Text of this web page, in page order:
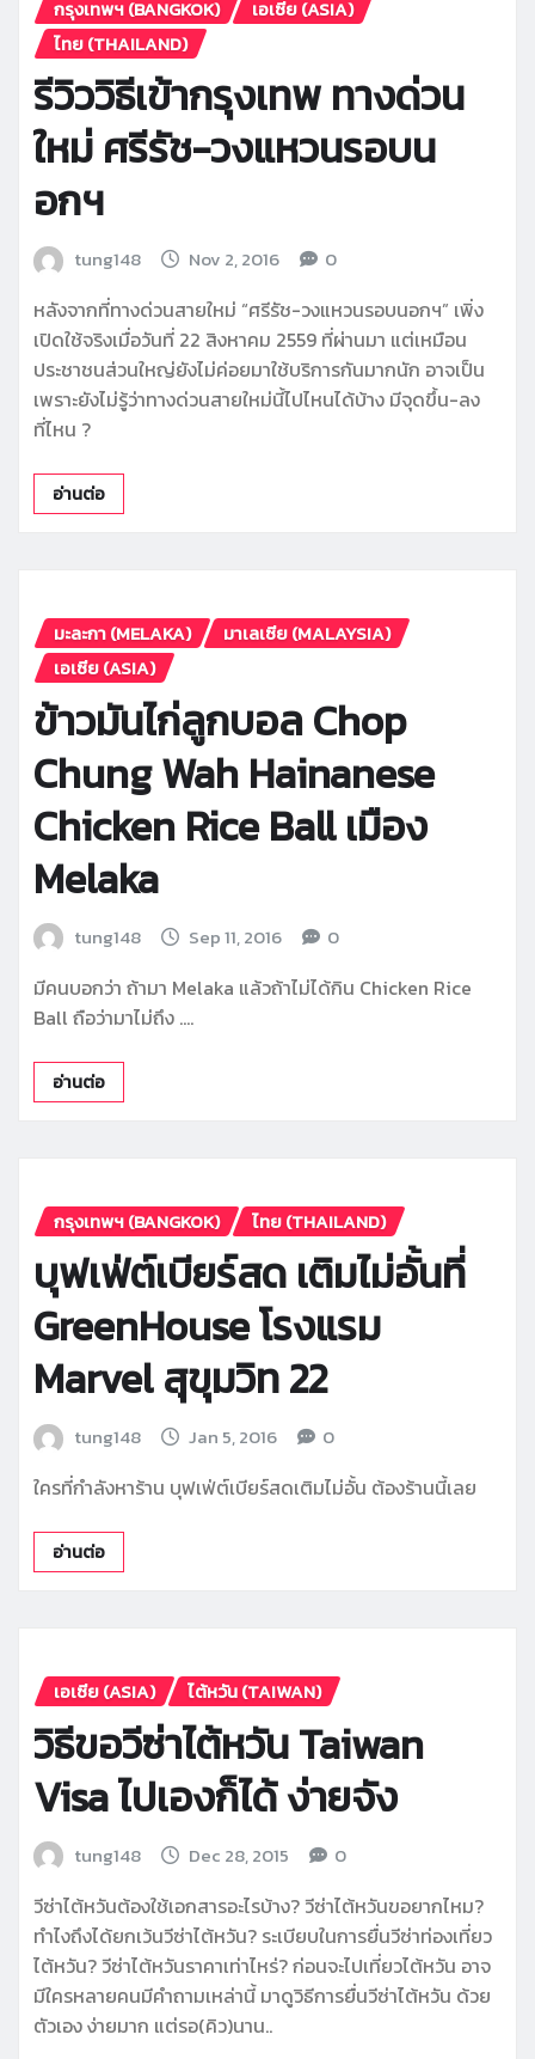
กรุงเทพฯ (BANGKOK)
เอเซีย (ASIA)
ไทย (THAILAND)
รีวิววิธีเข้ากรุงเทพ ทางด่วน
ใหม่ ศรีรัช-วงแหวนรอบน
อกฯ
tung148 Nov 2, 2016 0
หลังจากที่ทางด่วนสายใหม่ “ศรีรัช-วงแหวนรอบนอกฯ” เพิ่ง
เปิดใช้จริงเมื่อวันที่ 22 สิงหาคม 2559 ที่ผ่านมา แต่เหมือน
ประชาชนส่วนใหญ่ยังไม่ค่อยมาใช้บริการกันมากนัก อาจเป็น
เพราะยังไม่รู้ว่าทางด่วนสายใหม่นี้ไปไหนได้บ้าง มีจุดขึ้น-ลง
ที่ไหน ?
อ่านต่อ
มะละกา (MELAKA)
มาเลเซีย (MALAYSIA)
เอเซีย (ASIA)
ข้าวมันไก่ลูกบอล Chop
Chung Wah Hainanese
Chicken Rice Ball เมือง
Melaka
tung148 Sep 11, 2016 0
มีคนบอกว่า ถ้ามา Melaka แล้วถ้าไม่ได้กิน Chicken Rice
Ball ถือว่ามาไม่ถึง ….
อ่านต่อ
กรุงเทพฯ (BANGKOK) ไทย (THAILAND)
บุฟเฟ่ต์เบียร์สด เติมไม่อั้นที่
GreenHouse โรงแรม
Marvel สุขุมวิท 22
tung148 Jan 5, 2016 0
ใครที่กำลังหาร้าน บุฟเฟ่ต์เบียร์สดเติมไม่อั้น ต้องร้านนี้เลย
อ่านต่อ
เอเซีย (ASIA) ไต้หวัน (TAIWAN)
วิธีขอวีซ่าไต้หวัน Taiwan
Visa ไปเองก็ได้ ง่ายจัง
tung148 Dec 28, 2015 0
วีซ่าไต้หวันต้องใช้เอกสารอะไรบ้าง? วีซ่าไต้หวันขอยากไหม?
ทำไงถึงได้ยกเว้นวีซ่าไต้หวัน? ระเบียบในการยื่นวีซ่าท่องเที่ยว
ไต้หวัน? วีซ่าไต้หวันราคาเท่าไหร่? ก่อนจะไปเที่ยวไต้หวัน อาจ
มีใครหลายคนมีคำถามเหล่านี้ มาดูวิธีการยื่นวีซ่าไต้หวัน ด้วย
ตัวเอง ง่ายมาก แต่รอ(คิว)นาน..